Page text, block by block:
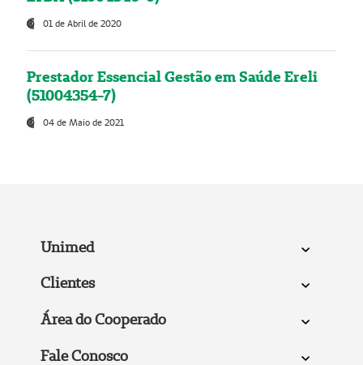
01 de Abril de 2020
Prestador Essencial Gestão em Saúde Ereli
(51004354-7)
04 de Maio de 2021
Unimed
Clientes
Área do Cooperado
Fale Conosco